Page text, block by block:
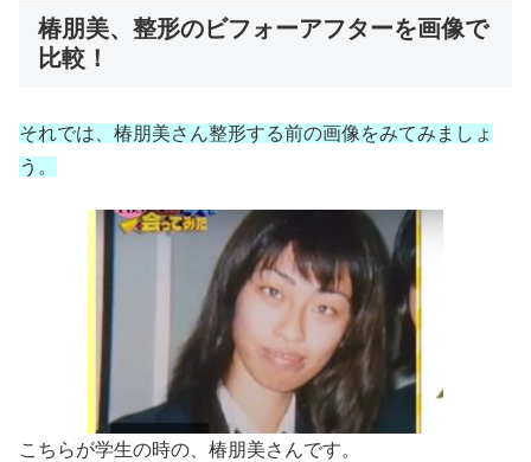
椿朋美、整形のビフォーアフターを画像で
比較！
それでは、椿朋美さん整形する前の画像をみてみましょ
う。
こちらが学生の時の、椿朋美さんです。